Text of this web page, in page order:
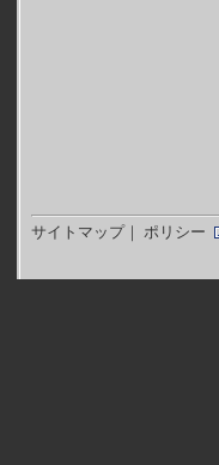
サイトマップ｜ ポリシー